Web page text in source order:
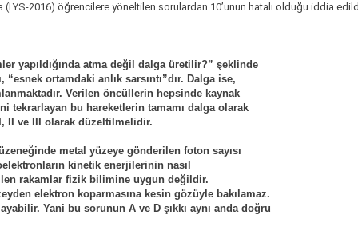
(LYS-2016) öğrencilere yöneltilen sorulardan 10’unun hatalı olduğu iddia
yapıldığında atma değil dalga üretilir?” şeklinde
“esnek ortamdaki anlık sarsıntı”dır. Dalga ise,
Verilen öncüllerin hepsinde kaynak
tekrarlayan bu hareketlerin tamamı dalga olarak
II ve III olarak düzeltilmelidir.
metal yüzeye gönderilen foton sayısı
kinetik enerjilerinin nasıl
rakamlar fizik bilimine uygun değildir.
elektron koparmasına kesin gözüyle bakılamaz.
Yani bu sorunun A ve D şıkkı aynı anda doğru